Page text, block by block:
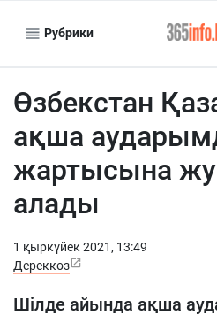
Рубрики
Өзбекстан
ақша
жартысына
алады
1 қыркүйек 2021, 13:49
Дереккөз
Шілде айында ақша